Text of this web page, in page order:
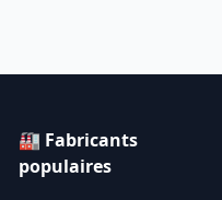
🏭 Fabricants
populaires